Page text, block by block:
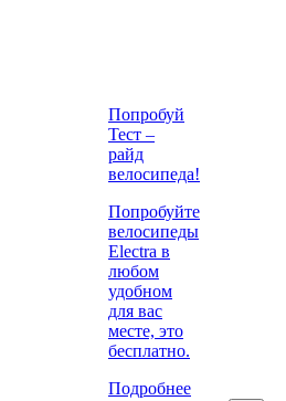
Попробуй
Тест –
райд
велосипеда!
Попробуйте
велосипеды
Electra в
любом
удобном
для вас
месте, это
бесплатно.
Подробнее